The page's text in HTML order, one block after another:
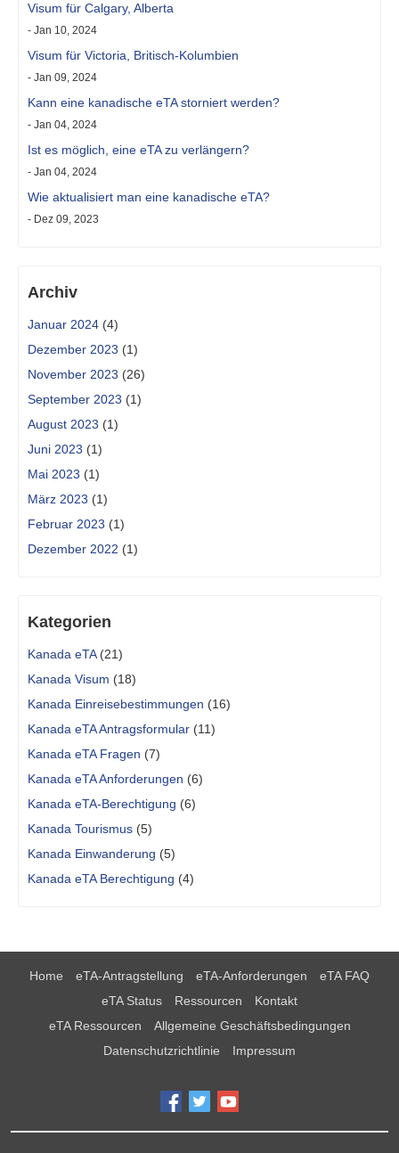
Visum für Calgary, Alberta
- Jan 10, 2024
Visum für Victoria, Britisch-Kolumbien
- Jan 09, 2024
Kann eine kanadische eTA storniert werden?
- Jan 04, 2024
Ist es möglich, eine eTA zu verlängern?
- Jan 04, 2024
Wie aktualisiert man eine kanadische eTA?
- Dez 09, 2023
Archiv
Januar 2024 (4)
Dezember 2023 (1)
November 2023 (26)
September 2023 (1)
August 2023 (1)
Juni 2023 (1)
Mai 2023 (1)
März 2023 (1)
Februar 2023 (1)
Dezember 2022 (1)
Kategorien
Kanada eTA(21)
Kanada Visum (18)
Kanada Einreisebestimmungen (16)
Kanada eTA Antragsformular (11)
Kanada eTA Fragen (7)
Kanada eTA Anforderungen (6)
Kanada eTA-Berechtigung (6)
Kanada Tourismus (5)
Kanada Einwanderung (5)
Kanada eTA Berechtigung (4)
Home eTA-Antragstellung eTA-Anforderungen
eTA FAQ
eTA Status
Ressourcen
Kontakt
eTA Ressourcen
Allgemeine Geschäftsbedingungen
Datenschutzrichtlinie
Impressum